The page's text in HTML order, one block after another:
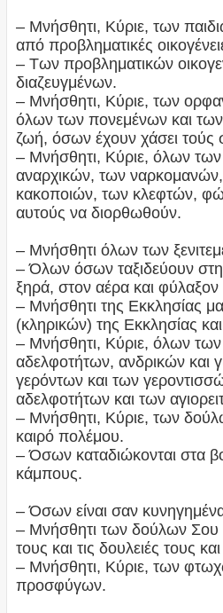
– Μνήσθητι, Κύριε, των
από προβληματικές
– Των προβληματικών
διαζευγμένων.
– Μνήσθητι, Κύριε, των
όλων των πονεμένων και
ζωή, όσων έχουν χάσει τούς
– Μνήσθητι, Κύριε, όλων
αναρχικών, των
κακοποιών, των κλεφτών,
αυτούς να διορθωθούν.
– Μνήσθητι όλων των
– Όλων όσων ταξιδεύουν
ξηρά, στον αέρα και φύλαξον
– Μνήσθητι της Εκκλησίας
(κληρικών) της Εκκλησίας
– Μνήσθητι, Κύριε, όλων
αδελφοτήτων, ανδρικών και
γερόντων και των
αδελφοτήτων και των
– Μνήσθητι, Κύριε, των
καιρό πολέμου.
– Όσων καταδιώκονται στα
κάμπους.
– Όσων είναι σαν
– Μνήσθητι των δούλων Σου
τους και τις δουλειές τους
– Μνήσθητι, Κύριε, των
προσφύγων.